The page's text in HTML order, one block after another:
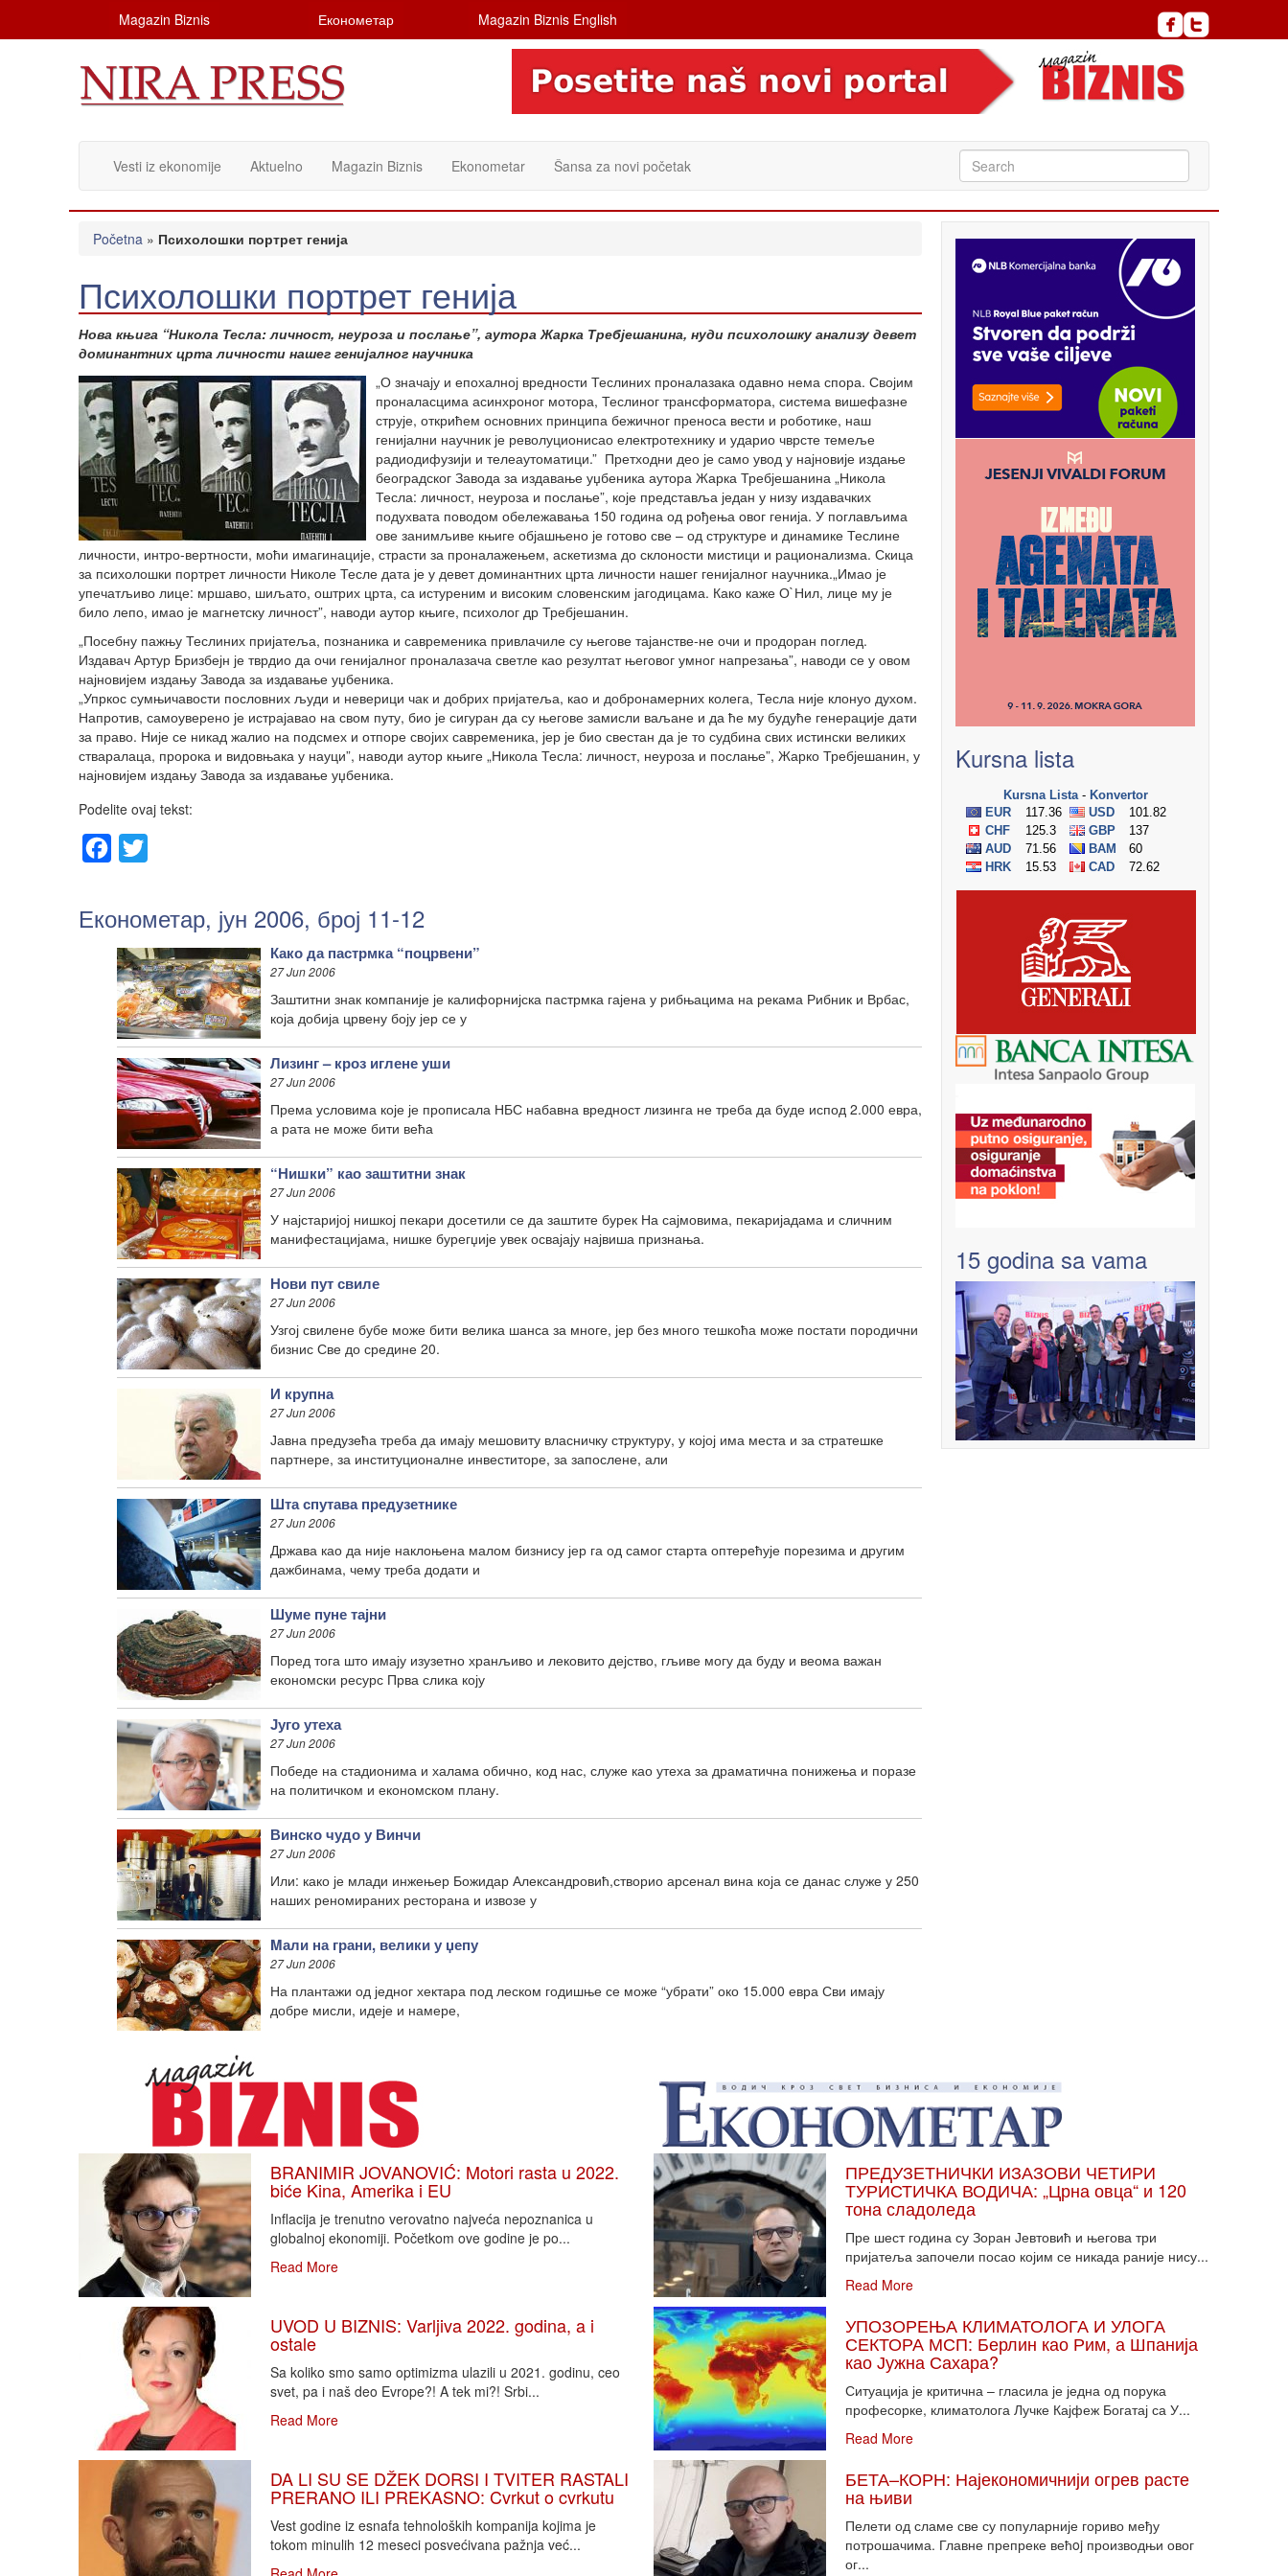
Magazin Biznis Економетар Magazin Biznis English
Vesti iz ekonomije Aktuelno Magazin Biznis Ekonometar Šansa za novi početak
Početna » Психолошки портрет генија
Психолошки портрет генија
Нова књига “Никола Тесла: личност, неуроза и послање”, аутора Жарка Требјешанина, нуди психолошку анализу девет
доминантних црта личности нашег генијалног научника
„О значају и епохалној вредности Теслиних проналазака одавно нема спора. Својим
проналасцима асинхроног мотора, Теслиног трансформатора, система вишефазне
струје, открићем основних принципа бежичног преноса вести и роботике, наш
генијални научник је револуционисао електротехнику и ударио чврсте темеље
радиодифузији и телеаутоматици.” Претходни део је само увод у најновије издање
београдског Завода за издавање уџбеника аутора Жарка Требјешанина „Никола
Тесла: личност, неуроза и послање”, које представља један у низу издавачких
подухвата поводом обележавања 150 година од рођења овог генија. У поглављима
ове занимљиве књиге објашњено је готово све – од структуре и динамике Теслине
личности, интро-вертности, моћи имагинације, страсти за проналажењем, аскетизма до склоности мистици и рационализма. Скица
за психолошки портрет личности Николе Тесле дата је у девет доминантних црта личности нашег генијалног научника.„Имао је
упечатљиво лице: мршаво, шиљато, оштрих црта, са истуреним и високим словенским јагодицама. Како каже О`Нил, лице му је
било лепо, имао је магнетску личност”, наводи аутор књиге, психолог др Требјешанин.
„Посебну пажњу Теслиних пријатеља, познаника и савременика привлачиле су његове тајанстве-не очи и продоран поглед.
Издавач Артур Бризбејн је тврдио да очи генијалног проналазача светле као резултат његовог умног напрезања”, наводи се у овом
најновијем издању Завода за издавање уџбеника.
„Упркос сумњичавости пословних људи и неверици чак и добрих пријатеља, као и добронамерних колега, Тесла није клонуо духом.
Напротив, самоуверено је истрајавао на свом путу, био је сигуран да су његове замисли ваљане и да ће му будуће генерације дати
за право. Није се никад жалио на подсмех и отпоре својих савременика, јер је био свестан да је то судбина свих истински великих
стваралаца, пророка и видовњака у науци”, наводи аутор књиге „Никола Тесла: личност, неуроза и послање”, Жарко Требјешанин, у
најновијем издању Завода за издавање уџбеника.
Podelite ovaj tekst:
Facebook
Економетар, јун 2006, број 11-12
Како да пастрмка “поцрвени”
27 Jun 2006
Заштитни знак компаније је калифорнијска пастрмка гајена у рибњацима на рекама Рибник и Врбас,
која добија црвену боју јер се у
Лизинг – кроз иглене уши
27 Jun 2006
Према условима које је прописала НБС набавна вредност лизинга не треба да буде испод 2.000 евра,
а рата не може бити већа
“Нишки” као заштитни знак
27 Jun 2006
У најстаријој нишкој пекари досетили се да заштите бурек На сајмовима, пекаријадама и сличним
манифестацијама, нишке бурегџије увек освајају највиша признања.
Нови пут свиле
27 Jun 2006
Узгој свилене бубе може бити велика шанса за многе, јер без много тешкоћа може постати породични
бизнис Све до средине 20.
И крупна
27 Jun 2006
Јавна предузећа треба да имају мешовиту власничку структуру, у којој има места и за стратешке
партнере, за институционалне инвеститоре, за запослене, али
Шта спутава предузетнике
27 Jun 2006
Држава као да није наклоњена малом бизнису јер га од самог старта оптерећује порезима и другим
дажбинама, чему треба додати и
Шуме пуне тајни
27 Jun 2006
Поред тога што имају изузетно хранљиво и лековито дејство, гљиве могу да буду и веома важан
економски ресурс Прва слика коју
Југо утеха
27 Jun 2006
Победе на стадионима и халама обично, код нас, служе као утеха за драматична понижења и поразе
на политичком и економском плану.
Винско чудо у Винчи
27 Jun 2006
Или: како је млади инжењер Божидар Александровић,створио арсенал вина која се данас служе у 250
наших реномираних ресторана и извозе у
Mали на грани, велики у џепу
27 Jun 2006
На плантажи од једног хектара под леском годишње се може “убрати” око 15.000 евра Сви имају
добре мисли, идеје и намере,
Kursna lista
15 godina sa vama
BRANIMIR JOVANOVIĆ: Motori rasta u 2022.
biće Kina, Amerika i EU
Inflacija je trenutno verovatno najveća nepoznanica u
globalnoj ekonomiji. Početkom ove godine je po...
Read More
UVOD U BIZNIS: Varljiva 2022. godina, a i
ostale
Sa koliko smo samo optimizma ulazili u 2021. godinu, ceo
svet, pa i naš deo Evrope?! A tek mi?! Srbi...
Read More
DA LI SU SE DŽEK DORSI I TVITER RASTALI
PRERANO ILI PREKASNO: Cvrkut o cvrkutu
Vest godine iz esnafa tehnoloških kompanija kojima je
tokom minulih 12 meseci posvećivana pažnja već...
ПРЕДУЗЕТНИЧКИ ИЗАЗОВИ ЧЕТИРИ
ТУРИСТИЧКА ВОДИЧА: „Црна овца“ и 120
тона сладоледа
Пре шест година су Зоран Јевтовић и његова три
пријатеља започели посао којим се никада раније нису...
Read More
УПОЗОРЕЊА КЛИМАТОЛОГА И УЛОГА
СЕКТОРА МСП: Берлин као Рим, а Шпанија
као Јужна Сахара?
Ситуација је критична – гласила је једна од порука
професорке, климатолога Лучке Кајфеж Богатај са У...
Read More
БЕТА–КОРН: Најекономичнији огрев расте
на њиви
Пелети од сламе све су популарније гориво међу
потрошачима. Главне препреке већoj производњи овог
ог...